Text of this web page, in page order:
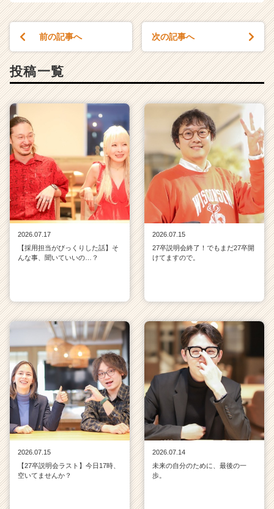
前の記事へ 次の記事へ
投稿一覧
2026.07.17
【採用担当がびっくりした話】そ
んな事、聞いていいの…？
2026.07.15
27卒説明会終了！でもまだ27卒開
けてますので。
2026.07.15
【27卒説明会ラスト】今日17時、
空いてませんか？
2026.07.14
未来の自分のために、最後の一
歩。